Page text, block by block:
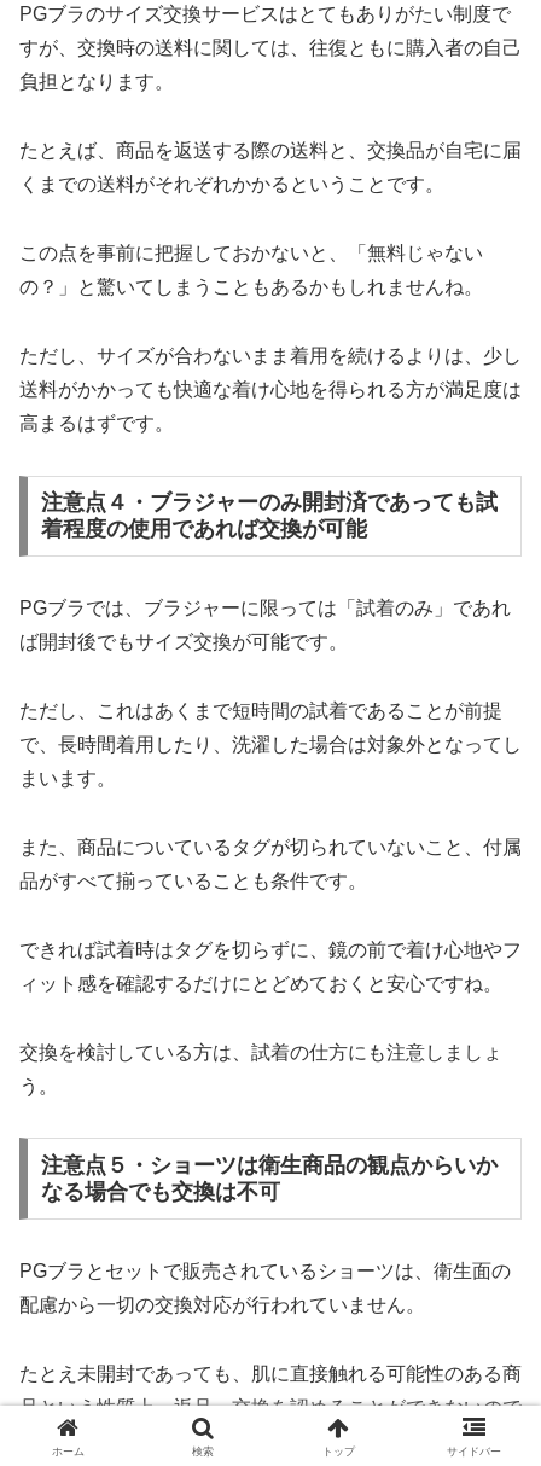
PGブラのサイズ交換サービスはとてもありがたい制度で
すが、交換時の送料に関しては、往復ともに購入者の自己
負担となります。
たとえば、商品を返送する際の送料と、交換品が自宅に届
くまでの送料がそれぞれかかるということです。
この点を事前に把握しておかないと、「無料じゃない
の？」と驚いてしまうこともあるかもしれませんね。
ただし、サイズが合わないまま着用を続けるよりは、少し
送料がかかっても快適な着け心地を得られる方が満足度は
高まるはずです。
注意点４・ブラジャーのみ開封済であっても試
着程度の使用であれば交換が可能
PGブラでは、ブラジャーに限っては「試着のみ」であれ
ば開封後でもサイズ交換が可能です。
ただし、これはあくまで短時間の試着であることが前提
で、長時間着用したり、洗濯した場合は対象外となってし
まいます。
また、商品についているタグが切られていないこと、付属
品がすべて揃っていることも条件です。
できれば試着時はタグを切らずに、鏡の前で着け心地やフ
ィット感を確認するだけにとどめておくと安心ですね。
交換を検討している方は、試着の仕方にも注意しましょ
う。
注意点５・ショーツは衛生商品の観点からいか
なる場合でも交換は不可
PGブラとセットで販売されているショーツは、衛生面の
配慮から一切の交換対応が行われていません。
たとえ未開封であっても、肌に直接触れる可能性のある商
品という性質上、返品・交換を認めることができないので
ホーム 検索 トップ サイドバー